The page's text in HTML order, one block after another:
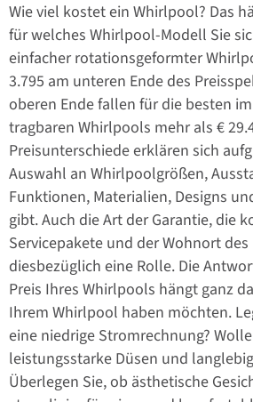
Wie viel kostet ein Whirlpool? Das
für welches Whirlpool-Modell Sie
einfacher rotationsgeformter
3.795 am unteren Ende des
oberen Ende fallen für die besten
tragbaren Whirlpools mehr als €
Preisunterschiede erklären sich
Auswahl an Whirlpoolgrößen,
Funktionen, Materialien, Designs
gibt. Auch die Art der Garantie, die
Servicepakete und der Wohnort
diesbezüglich eine Rolle. Die
Preis Ihres Whirlpools hängt ganz
Ihrem Whirlpool haben möchten.
eine niedrige Stromrechnung?
leistungsstarke Düsen und
Überlegen Sie, ob ästhetische